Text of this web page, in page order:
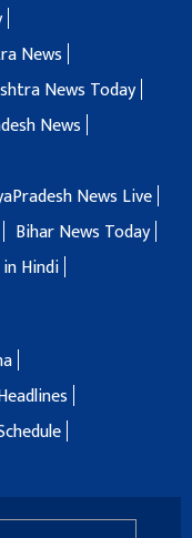
News
News Today
News
News Live
Bihar News Today
Hindi